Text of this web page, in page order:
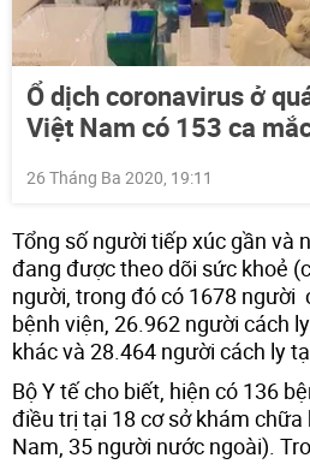
Ổ dịch coronavirus ở
Việt Nam có 153 ca
26 Tháng Ba 2020, 19:11
Tổng số người tiếp xúc gần và
đang được theo dõi sức khoẻ
người, trong đó có 1678 người
bệnh viện, 26.962 người cách
khác và 28.464 người cách ly
Bộ Y tế cho biết, hiện có 136
điều trị tại 18 cơ sở khám
Nam, 35 người nước ngoài).